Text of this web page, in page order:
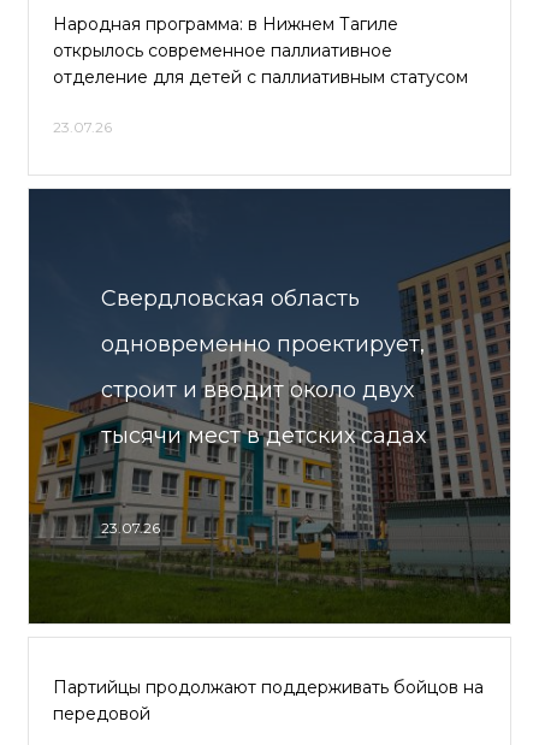
Народная программа: в Нижнем Тагиле
открылось современное паллиативное
отделение для детей с паллиативным статусом
23.07.26
Свердловская область
одновременно проектирует,
строит и вводит около двух
тысячи мест в детских садах
23.07.26
Партийцы продолжают поддерживать бойцов на
передовой